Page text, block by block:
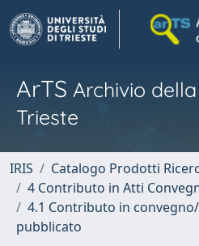
ArTS Archivio
Trieste
IRIS
Catalogo Prodotti
4 Contributo in Atti
4.1 Contributo in
pubblicato